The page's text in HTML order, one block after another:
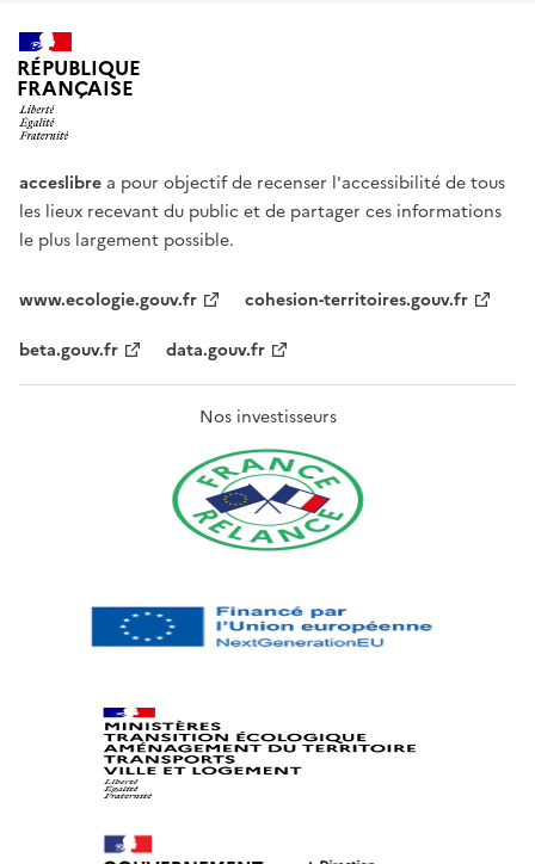
RÉPUBLIQUE
FRANÇAISE
acceslibre a pour objectif de recenser l'accessibilité de tous
les lieux recevant du public et de partager ces informations
le plus largement possible.
www.ecologie.gouv.fr
cohesion-territoires.gouv.fr
beta.gouv.fr
data.gouv.fr
Nos investisseurs